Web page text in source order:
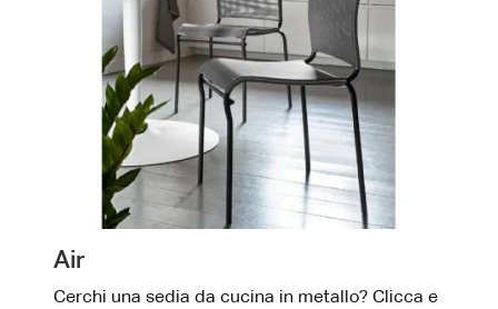
Air
Cerchi una sedia da cucina in metallo? Clicca e